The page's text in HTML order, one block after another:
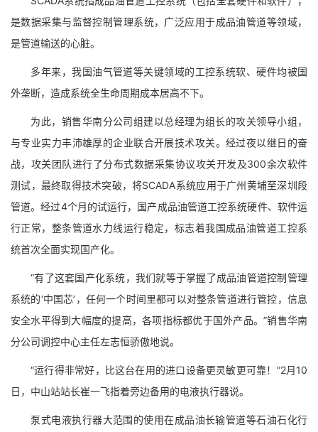
是数据采集与监督控制管理系统，广泛应用于成品油管道等领域，
是管道输送的心脏。
多年来，我国油气管道等关键领域的工控系统软、硬件均被国
外垄断，造成系统全生命周期成本居高不下。
为此，销售华南分公司组建以总经理为组长的攻关领导小组，
与专业实力丰沛雄厚的企业联合开展技术攻关。经过夜以继日的奋
战，攻关团队进行了分布式数据采集协议攻关开发及300余次软件
测试，最终取得技术突破，将SCADA系统应用于广州黄埔至深圳段
管道。经过4个月的试运行，国产成品油管道工控系统硬件、软件运
行正常，整条管道水力线运行稳定，标志着我国成品油管道工控系
统首次全面实现国产化。
“有了这套国产化系统，我们就等于掌握了成品油管道控制管理
系统的‘中国芯’，任何一个时间里都可以对整条管道进行管控，信息
安全水平得到大幅度的提高，各项指标都优于国外产品。”销售华南
分公司调控中心主任左志恒骄傲地说。
“运行得非常好，比这台在用的进口设备更灵敏更可靠！”2月10
日，中山站站长崔一飞指着旁边备用的电液执行器说。
泵式电液执行器大范围的使用在成品油长输管道等石油石化行